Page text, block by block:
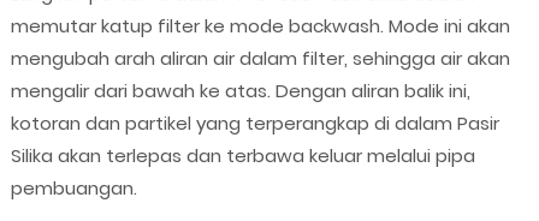
memutar katup filter ke mode backwash. Mode ini akan
mengubah arah aliran air dalam filter, sehingga air akan
mengalir dari bawah ke atas. Dengan aliran balik ini,
kotoran dan partikel yang terperangkap di dalam Pasir
Silika akan terlepas dan terbawa keluar melalui pipa
pembuangan.